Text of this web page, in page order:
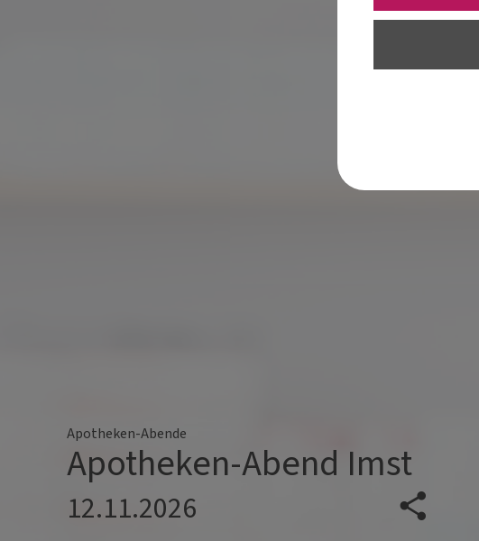
Apotheken-Abende
Apotheken-Abend Imst
12.11.2026